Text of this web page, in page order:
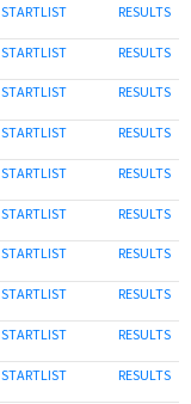
STARTLIST RESULTS
STARTLIST RESULTS
STARTLIST RESULTS
STARTLIST RESULTS
STARTLIST RESULTS
STARTLIST RESULTS
STARTLIST RESULTS
STARTLIST RESULTS
STARTLIST RESULTS
STARTLIST RESULTS